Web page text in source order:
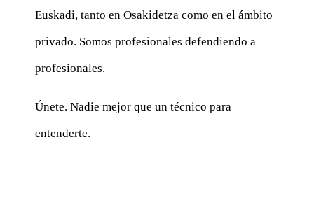
Euskadi, tanto en Osakidetza como en el ámbito
privado. Somos profesionales defendiendo a
profesionales.
Únete. Nadie mejor que un técnico para
entenderte.